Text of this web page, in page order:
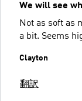
We will see
Not as soft as
a bit. Seems
Clayton
翻訳